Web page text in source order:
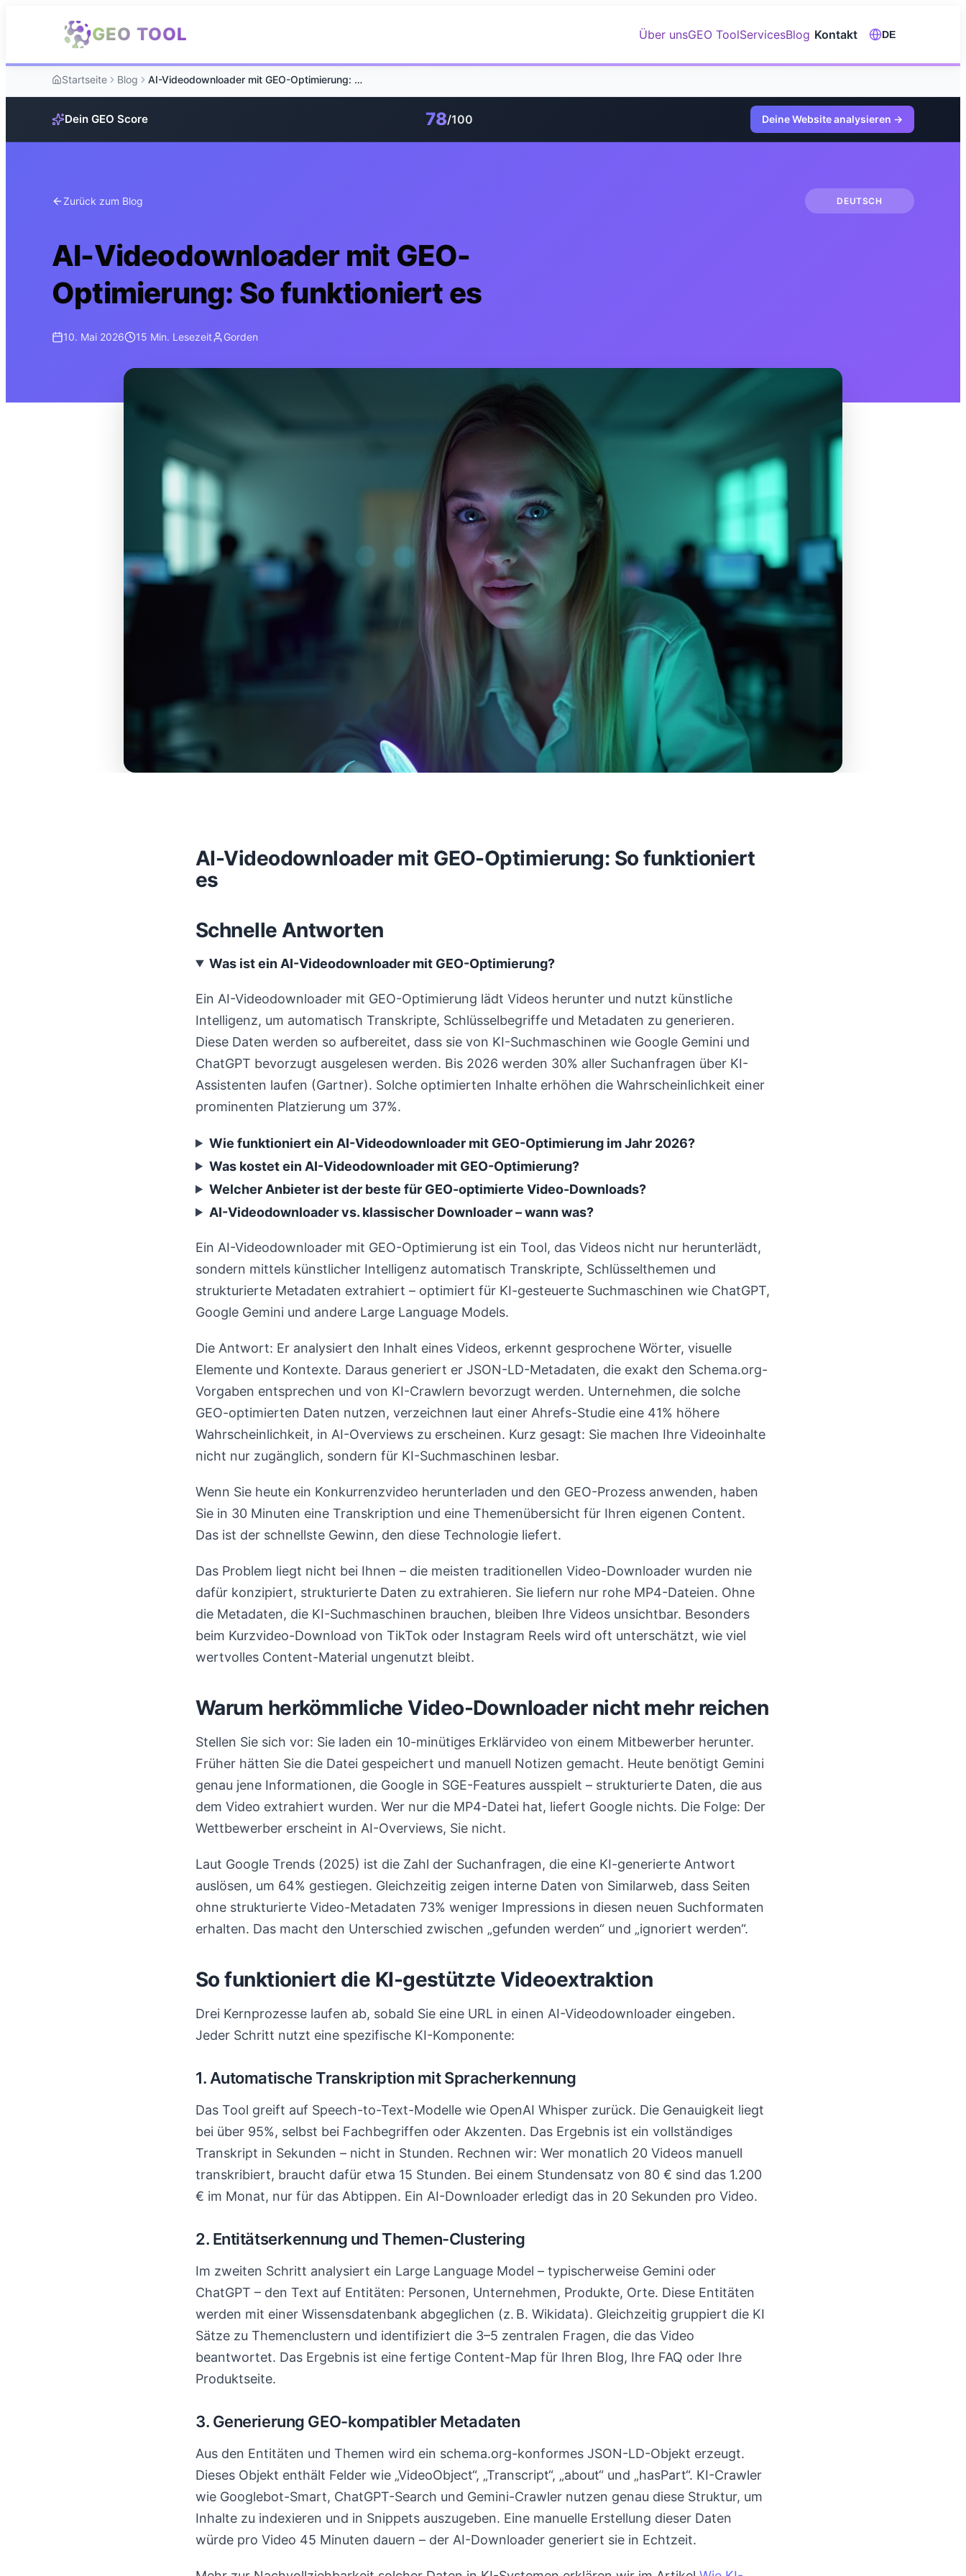
GEO TOOL Über unsGEO ToolServicesBlog Kontakt DE
Startseite Blog AI-Videodownloader mit GEO-Optimierung: So funktioniert es
Dein GEO Score 78/100 Deine Website analysieren →
Zurück zum Blog DEUTSCH
AI-Videodownloader mit GEO-
Optimierung: So funktioniert es
10. Mai 2026 15 Min. Lesezeit Gorden
AI-Videodownloader mit GEO-Optimierung: So funktioniert
es
Schnelle Antworten
Was ist ein AI-Videodownloader mit GEO-Optimierung?
Ein AI-Videodownloader mit GEO-Optimierung lädt Videos herunter und nutzt künstliche
Intelligenz, um automatisch Transkripte, Schlüsselbegriffe und Metadaten zu generieren.
Diese Daten werden so aufbereitet, dass sie von KI-Suchmaschinen wie Google Gemini und
ChatGPT bevorzugt ausgelesen werden. Bis 2026 werden 30% aller Suchanfragen über KI-
Assistenten laufen (Gartner). Solche optimierten Inhalte erhöhen die Wahrscheinlichkeit einer
prominenten Platzierung um 37%.
Wie funktioniert ein AI-Videodownloader mit GEO-Optimierung im Jahr 2026?
Was kostet ein AI-Videodownloader mit GEO-Optimierung?
Welcher Anbieter ist der beste für GEO-optimierte Video-Downloads?
AI-Videodownloader vs. klassischer Downloader – wann was?
Ein AI-Videodownloader mit GEO-Optimierung ist ein Tool, das Videos nicht nur herunterlädt,
sondern mittels künstlicher Intelligenz automatisch Transkripte, Schlüsselthemen und
strukturierte Metadaten extrahiert – optimiert für KI-gesteuerte Suchmaschinen wie ChatGPT,
Google Gemini und andere Large Language Models.
Die Antwort: Er analysiert den Inhalt eines Videos, erkennt gesprochene Wörter, visuelle
Elemente und Kontexte. Daraus generiert er JSON-LD-Metadaten, die exakt den Schema.org-
Vorgaben entsprechen und von KI-Crawlern bevorzugt werden. Unternehmen, die solche
GEO-optimierten Daten nutzen, verzeichnen laut einer Ahrefs-Studie eine 41% höhere
Wahrscheinlichkeit, in AI-Overviews zu erscheinen. Kurz gesagt: Sie machen Ihre Videoinhalte
nicht nur zugänglich, sondern für KI-Suchmaschinen lesbar.
Wenn Sie heute ein Konkurrenzvideo herunterladen und den GEO-Prozess anwenden, haben
Sie in 30 Minuten eine Transkription und eine Themenübersicht für Ihren eigenen Content.
Das ist der schnellste Gewinn, den diese Technologie liefert.
Das Problem liegt nicht bei Ihnen – die meisten traditionellen Video-Downloader wurden nie
dafür konzipiert, strukturierte Daten zu extrahieren. Sie liefern nur rohe MP4-Dateien. Ohne
die Metadaten, die KI-Suchmaschinen brauchen, bleiben Ihre Videos unsichtbar. Besonders
beim Kurzvideo-Download von TikTok oder Instagram Reels wird oft unterschätzt, wie viel
wertvolles Content-Material ungenutzt bleibt.
Warum herkömmliche Video-Downloader nicht mehr reichen
Stellen Sie sich vor: Sie laden ein 10-minütiges Erklärvideo von einem Mitbewerber herunter.
Früher hätten Sie die Datei gespeichert und manuell Notizen gemacht. Heute benötigt Gemini
genau jene Informationen, die Google in SGE-Features ausspielt – strukturierte Daten, die aus
dem Video extrahiert wurden. Wer nur die MP4-Datei hat, liefert Google nichts. Die Folge: Der
Wettbewerber erscheint in AI-Overviews, Sie nicht.
Laut Google Trends (2025) ist die Zahl der Suchanfragen, die eine KI-generierte Antwort
auslösen, um 64% gestiegen. Gleichzeitig zeigen interne Daten von Similarweb, dass Seiten
ohne strukturierte Video-Metadaten 73% weniger Impressions in diesen neuen Suchformaten
erhalten. Das macht den Unterschied zwischen „gefunden werden“ und „ignoriert werden“.
So funktioniert die KI-gestützte Videoextraktion
Drei Kernprozesse laufen ab, sobald Sie eine URL in einen AI-Videodownloader eingeben.
Jeder Schritt nutzt eine spezifische KI-Komponente:
1. Automatische Transkription mit Spracherkennung
Das Tool greift auf Speech-to-Text-Modelle wie OpenAI Whisper zurück. Die Genauigkeit liegt
bei über 95%, selbst bei Fachbegriffen oder Akzenten. Das Ergebnis ist ein vollständiges
Transkript in Sekunden – nicht in Stunden. Rechnen wir: Wer monatlich 20 Videos manuell
transkribiert, braucht dafür etwa 15 Stunden. Bei einem Stundensatz von 80 € sind das 1.200
€ im Monat, nur für das Abtippen. Ein AI-Downloader erledigt das in 20 Sekunden pro Video.
2. Entitätserkennung und Themen-Clustering
Im zweiten Schritt analysiert ein Large Language Model – typischerweise Gemini oder
ChatGPT – den Text auf Entitäten: Personen, Unternehmen, Produkte, Orte. Diese Entitäten
werden mit einer Wissensdatenbank abgeglichen (z. B. Wikidata). Gleichzeitig gruppiert die KI
Sätze zu Themenclustern und identifiziert die 3–5 zentralen Fragen, die das Video
beantwortet. Das Ergebnis ist eine fertige Content-Map für Ihren Blog, Ihre FAQ oder Ihre
Produktseite.
3. Generierung GEO-kompatibler Metadaten
Aus den Entitäten und Themen wird ein schema.org-konformes JSON-LD-Objekt erzeugt.
Dieses Objekt enthält Felder wie „VideoObject“, „Transcript“, „about“ und „hasPart“. KI-Crawler
wie Googlebot-Smart, ChatGPT-Search und Gemini-Crawler nutzen genau diese Struktur, um
Inhalte zu indexieren und in Snippets auszugeben. Eine manuelle Erstellung dieser Daten
würde pro Video 45 Minuten dauern – der AI-Downloader generiert sie in Echtzeit.